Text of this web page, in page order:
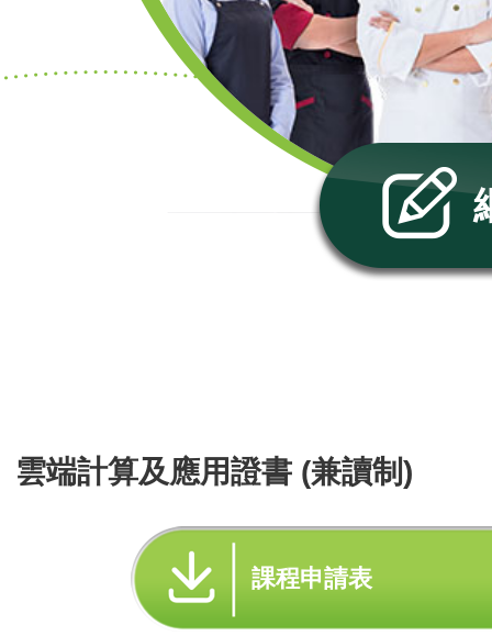
雲端計算及應用證書 (兼讀制)
課程申請表